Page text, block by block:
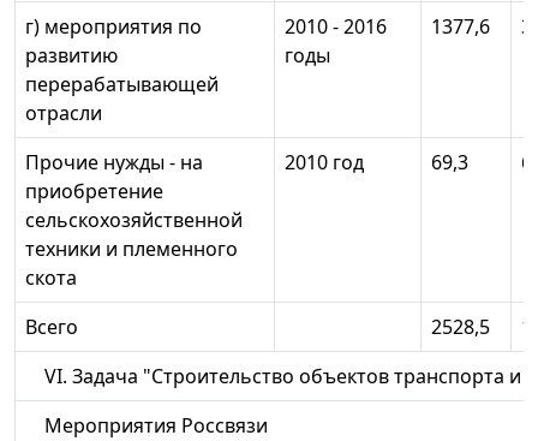
г) мероприятия по
развитию
перерабатывающей
отрасли
2010 - 2016
годы
1377,6
Прочие нужды - на
приобретение
сельскохозяйственной
техники и племенного
скота
2010 год 69,3
Всего 2528,5
VI. Задача "Строительство объектов транспорта
Мероприятия Россвязи